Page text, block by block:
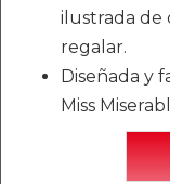
ilustrada de
regalar.
Diseñada y
Miss